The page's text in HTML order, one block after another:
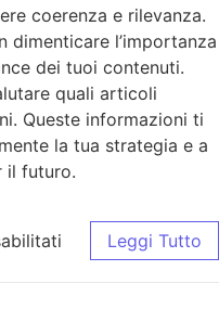
coerenza e rilevanza.
dimenticare l’importanza
dei tuoi contenuti.
quali articoli
Queste informazioni ti
la tua strategia e a
il futuro.
Leggi Tutto